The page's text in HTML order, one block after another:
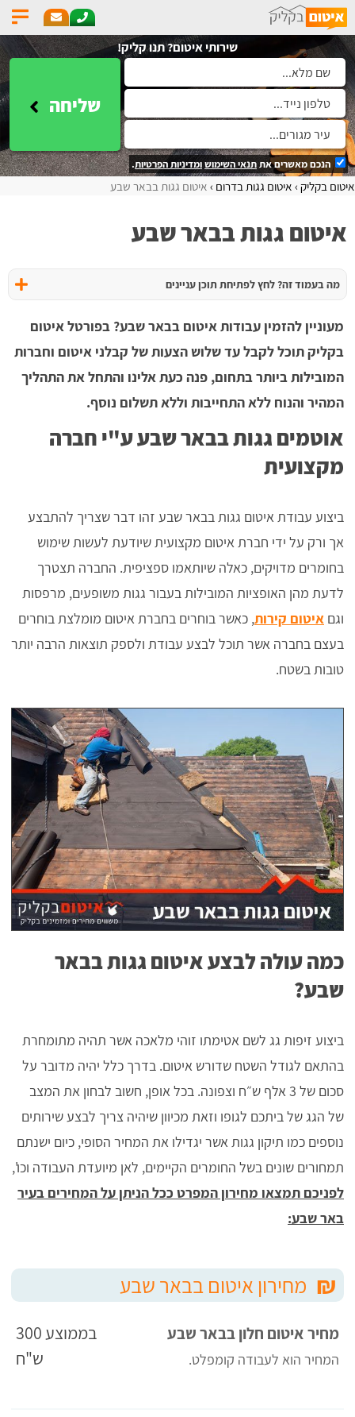
שירותי איטום? תנו קליק!
שליחה
הנכם מאשרים אתתנאי השימושומדיניות הפרטיות.
איטום בקליק איטום גגות בדרום איטום גגות בבאר שבע
איטום גגות בבאר שבע
מה בעמוד זה? לחץ לפתיחת תוכן עניינים
מעוניין להזמין עבודות איטום בבאר שבע? בפורטל איטום
בקליק תוכל לקבל עד שלוש הצעות של קבלני איטום וחברות
המובילות ביותר בתחום, פנה כעת אלינו והתחל את התהליך
המהיר והנוח ללא התחייבות וללא תשלום נוסף.
אוטמים גגות בבאר שבע ע"י חברה
מקצועית
ביצוע עבודת איטום גגות בבאר שבע זהו דבר שצריך להתבצע
אך ורק על ידי חברת איטום מקצועית שיודעת לעשות שימוש
בחומרים מדויקים, כאלה שיותאמו ספציפית. החברה תצטרך
לדעת מהן האופציות המובילות בעבור גגות משופעים, מרפסות
וגם איטום קירות, כאשר בוחרים בחברת איטום מומלצת בוחרים
בעצם בחברה אשר תוכל לבצע עבודת ולספק תוצאות הרבה יותר
טובות בשטח.
כמה עולה לבצע איטום גגות בבאר
שבע?
ביצוע זיפות גג לשם אטימתו זוהי מלאכה אשר תהיה מתומחרת
בהתאם לגודל השטח שדורש איטום. בדרך כלל יהיה מדובר על
סכום של 3 אלף ש״ח וצפונה. בכל אופן, חשוב לבחון את המצב
של הגג של ביתכם לגופו וזאת מכיוון שיהיה צריך לבצע שירותים
נוספים כמו תיקון גגות אשר יגדילו את המחיר הסופי, כיום ישנתם
תמחורים שונים בשל החומרים הקיימים, לאן מיועדת העבודה וכו',
לפניכם תמצאו מחירון המפרט ככל הניתן על המחירים בעיר
באר שבע:
₪ מחירון איטום בבאר שבע
מחיר איטום חלון בבאר שבע
המחיר הוא לעבודה קומפלט.
בממוצע 300
ש"ח